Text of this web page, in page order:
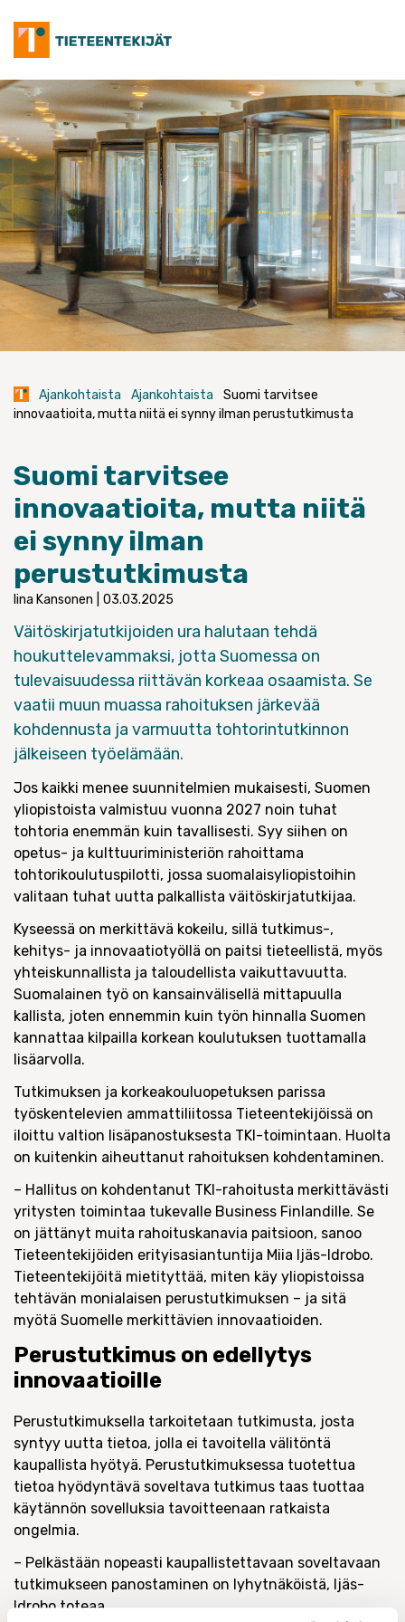
content
Ajankohtaista Ajankohtaista
Suomi tarvitsee
innovaatioita, mutta niitä ei synny ilman perustutkimusta
Suomi tarvitsee
innovaatioita, mutta niitä
ei synny ilman
perustutkimusta
Iina Kansonen 03.03.2025
Väitöskirjatutkijoiden ura halutaan tehdä
houkuttelevammaksi, jotta Suomessa on
tulevaisuudessa riittävän korkeaa osaamista. Se
vaatii muun muassa rahoituksen järkevää
kohdennusta ja varmuutta tohtorintutkinnon
jälkeiseen työelämään.
Jos kaikki menee suunnitelmien mukaisesti, Suomen
yliopistoista valmistuu vuonna 2027 noin tuhat
tohtoria enemmän kuin tavallisesti. Syy siihen on
opetus- ja kulttuuriministeriön rahoittama
tohtorikoulutuspilotti, jossa suomalaisyliopistoihin
valitaan tuhat uutta palkallista väitöskirjatutkijaa.
Kyseessä on merkittävä kokeilu, sillä tutkimus-,
kehitys- ja innovaatiotyöllä on paitsi tieteellistä, myös
yhteiskunnallista ja taloudellista vaikuttavuutta.
Suomalainen työ on kansainvälisellä mittapuulla
kallista, joten ennemmin kuin työn hinnalla Suomen
kannattaa kilpailla korkean koulutuksen tuottamalla
lisäarvolla.
Tutkimuksen ja korkeakouluopetuksen parissa
työskentelevien ammattiliitossa Tieteentekijöissä on
iloittu valtion lisäpanostuksesta TKI-toimintaan. Huolta
on kuitenkin aiheuttanut rahoituksen kohdentaminen.
– Hallitus on kohdentanut TKI-rahoitusta merkittävästi
yritysten toimintaa tukevalle Business Finlandille. Se
on jättänyt muita rahoituskanavia paitsioon, sanoo
Tieteentekijöiden erityisasiantuntija Miia Ijäs-Idrobo.
Tieteentekijöitä mietityttää, miten käy yliopistoissa
tehtävän monialaisen perustutkimuksen – ja sitä
myötä Suomelle merkittävien innovaatioiden.
Perustutkimus on edellytys
innovaatioille
Perustutkimuksella tarkoitetaan tutkimusta, josta
syntyy uutta tietoa, jolla ei tavoitella välitöntä
kaupallista hyötyä. Perustutkimuksessa tuotettua
tietoa hyödyntävä soveltava tutkimus taas tuottaa
käytännön sovelluksia tavoitteenaan ratkaista
ongelmia.
– Pelkästään nopeasti kaupallistettavaan soveltavaan
tutkimukseen panostaminen on lyhytnäköistä, Ijäs-
Idrobo toteaa.